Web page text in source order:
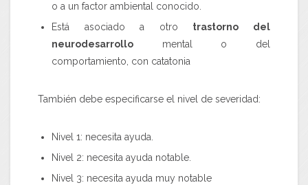
o a un factor ambiental conocido.
Está asociado a otro trastorno del
neurodesarrollo mental o del
comportamiento, con catatonia
También debe especificarse el nivel de severidad:
Nivel 1: necesita ayuda.
Nivel 2: necesita ayuda notable.
Nivel 3: necesita ayuda muy notable